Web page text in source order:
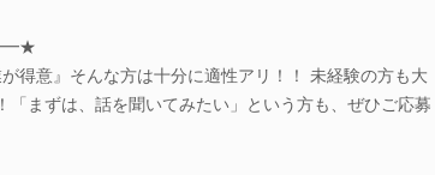
得意』そんな方は十分に適性アリ！！ 未経験の方も大
「まずは、話を聞いてみたい」という方も、ぜひご応募